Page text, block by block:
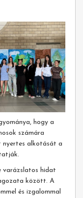
hogy a
számára
nyertes alkotását a
varázslatos hidat
között. A
és izgalommal